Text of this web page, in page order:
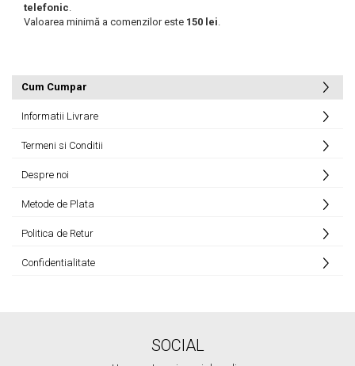
telefonic.
Valoarea minimă a comenzilor este 150 lei.
Cum Cumpar
Informatii Livrare
Termeni si Conditii
Despre noi
Metode de Plata
Politica de Retur
Confidentialitate
SOCIAL